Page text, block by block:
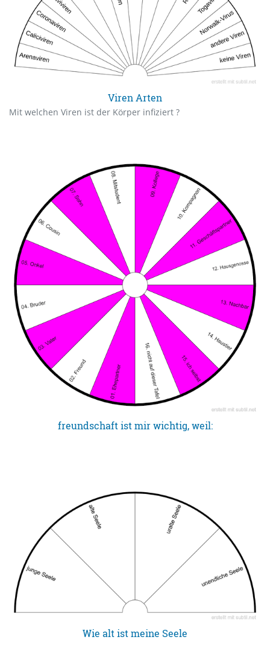
Viren Arten
Mit welchen Viren ist der Körper infiziert ?
freundschaft ist mir wichtig, weil:
Wie alt ist meine Seele